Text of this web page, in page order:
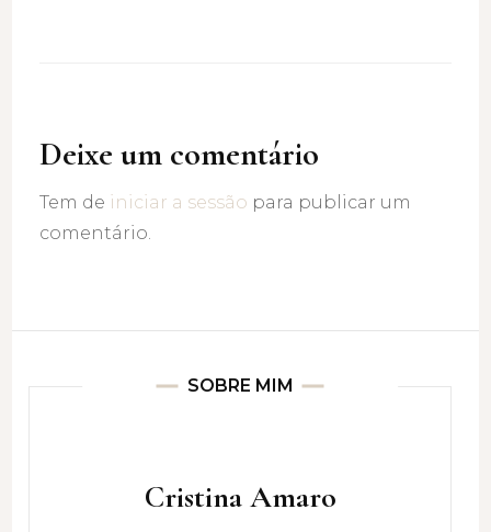
Deixe um comentário
Tem de iniciar a sessão para publicar um
comentário.
SOBRE MIM
Cristina Amaro